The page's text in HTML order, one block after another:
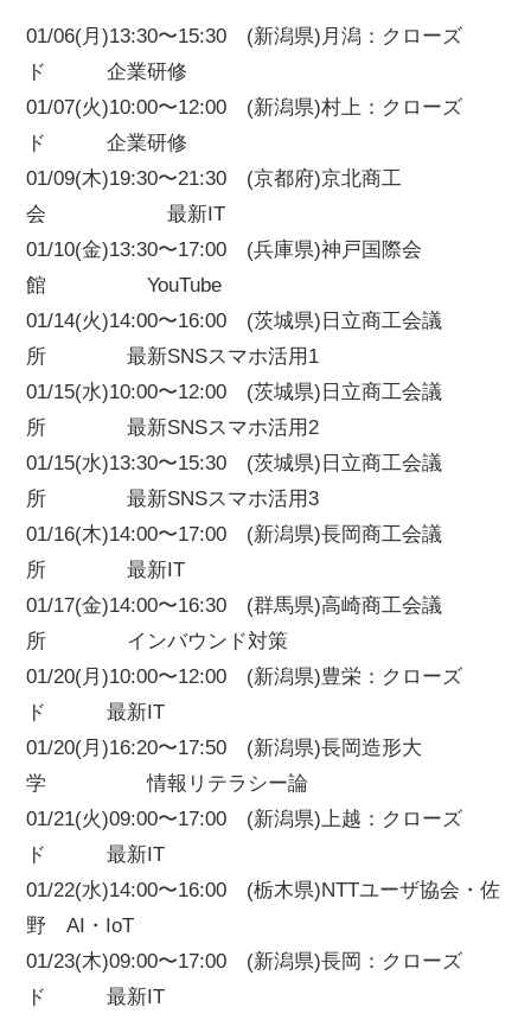
01/06(月)13:30〜15:30 (新潟県)月潟：クローズ
ド 企業研修
01/07(火)10:00〜12:00 (新潟県)村上：クローズ
ド 企業研修
01/09(木)19:30〜21:30 (京都府)京北商工
会 最新IT
01/10(金)13:30〜17:00 (兵庫県)神戸国際会
館 YouTube
01/14(火)14:00〜16:00 (茨城県)日立商工会議
所 最新SNSスマホ活用1
01/15(水)10:00〜12:00 (茨城県)日立商工会議
所 最新SNSスマホ活用2
01/15(水)13:30〜15:30 (茨城県)日立商工会議
所 最新SNSスマホ活用3
01/16(木)14:00〜17:00 (新潟県)長岡商工会議
所 最新IT
01/17(金)14:00〜16:30 (群馬県)高崎商工会議
所 インバウンド対策
01/20(月)10:00〜12:00 (新潟県)豊栄：クローズ
ド 最新IT
01/20(月)16:20〜17:50 (新潟県)長岡造形大
学 情報リテラシー論
01/21(火)09:00〜17:00 (新潟県)上越：クローズ
ド 最新IT
01/22(水)14:00〜16:00 (栃木県)NTTユーザ協会・佐
野 AI・IoT
01/23(木)09:00〜17:00 (新潟県)長岡：クローズ
ド 最新IT